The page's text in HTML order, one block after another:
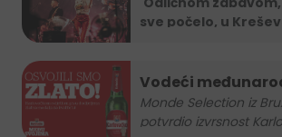
sve počelo, u
Vodeći
za kvalitetu
Karlovačko
Monde Selection iz
potvrdio izvrsnost